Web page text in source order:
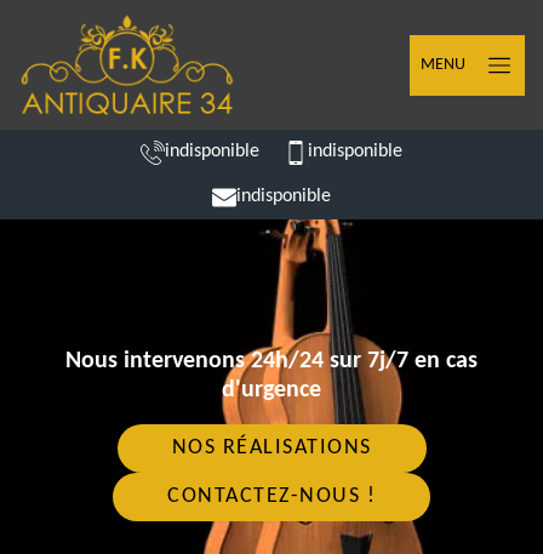
MENU
indisponible indisponible
indisponible
Nous intervenons 24h/24 sur 7j/7 en cas
d'urgence
NOS RÉALISATIONS
CONTACTEZ-NOUS !